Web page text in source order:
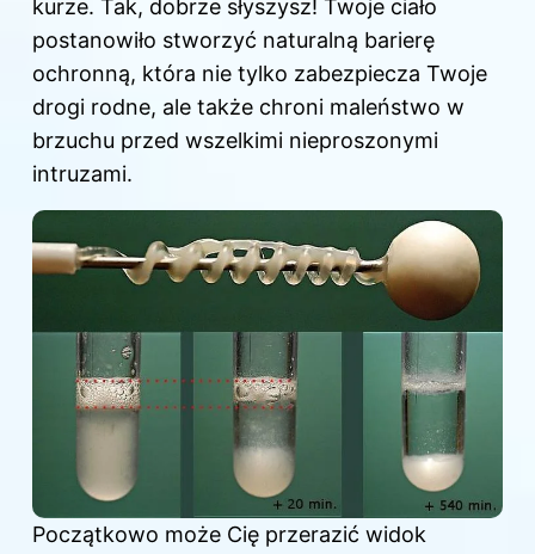
kurze. Tak, dobrze słyszysz! Twoje ciało
postanowiło stworzyć naturalną barierę
ochronną, która nie tylko zabezpiecza Twoje
drogi rodne, ale także chroni maleństwo w
brzuchu przed wszelkimi nieproszonymi
intruzami.
Początkowo może Cię przerazić widok